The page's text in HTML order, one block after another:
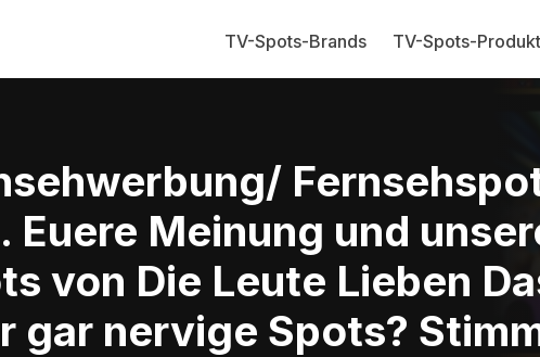
TV-Spots-Brands TV-Spots-
. Euere Meinung und
von Die Leute Lieben
gar nervige Spots?